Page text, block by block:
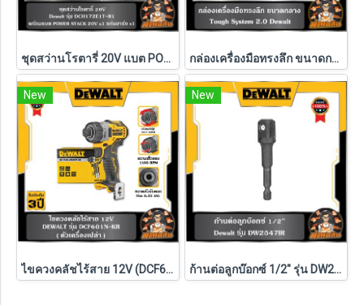
ชุดสว่านโรตารี่ 20V แบต POWERSTACK 1.7Ah Dewalt (DCH172E1T-B1) กล่องเครื่องมือทรงลึก ขนาดกลาง TOUGH SYSTEM Dewalt รุ่น DWST83294-1
New
ไขควงคลัชไร้สาย 12V (DCF601N-KR) Dewalt (ตัวเปล่า)
New
ก้านต่อลูกบ๊อกซ์ 1/2" รุ่น DW2547IR G DEWALT